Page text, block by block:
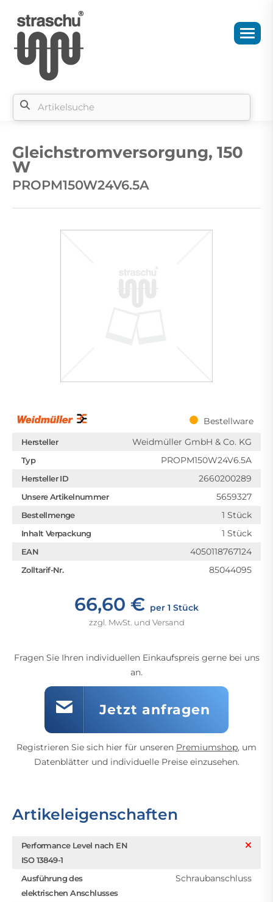
Gleichstromversorgung, 150
W
PROPM150W24V6.5A
Bestellware
Hersteller Weidmüller GmbH & Co. KG
Typ PROPM150W24V6.5A
Hersteller ID 2660200289
Unsere Artikelnummer 5659327
Bestellmenge 1 Stück
Inhalt Verpackung 1 Stück
EAN 4050118767124
Zolltarif-Nr. 85044095
66,60 € per 1 Stück
zzgl. MwSt. und Versand
Fragen Sie Ihren individuellen Einkaufspreis gerne bei uns
an.
Jetzt anfragen
Registrieren Sie sich hier für unseren Premiumshop, um
Datenblätter und individuelle Preise einzusehen.
Artikeleigenschaften
Performance Level nach EN
ISO 13849-1
Ausführung des
elektrischen Anschlusses
Schraubanschluss